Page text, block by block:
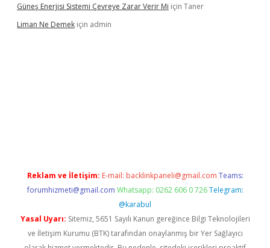
Güneş Enerjisi Sistemi Çevreye Zarar Verir Mi için Taner
Liman Ne Demek için admin
Reklam ve İletişim: E-mail: backlinkpaneli@gmail.com Teams:
forumhizmeti@gmail.com Whatsapp: 0262 606 0 726 Telegram:
@karabul
Yasal Uyarı: Sitemiz, 5651 Sayılı Kanun gereğince Bilgi Teknolojileri
ve İletişim Kurumu (BTK) tarafından onaylanmış bir Yer Sağlayıcı